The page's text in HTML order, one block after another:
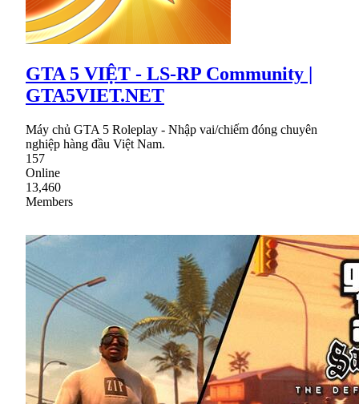
GTA 5 VIỆT - LS-RP Community |
GTA5VIET.NET
Máy chủ GTA 5 Roleplay - Nhập vai/chiếm đóng chuyên
nghiệp hàng đầu Việt Nam.
157
Online
13,460
Members